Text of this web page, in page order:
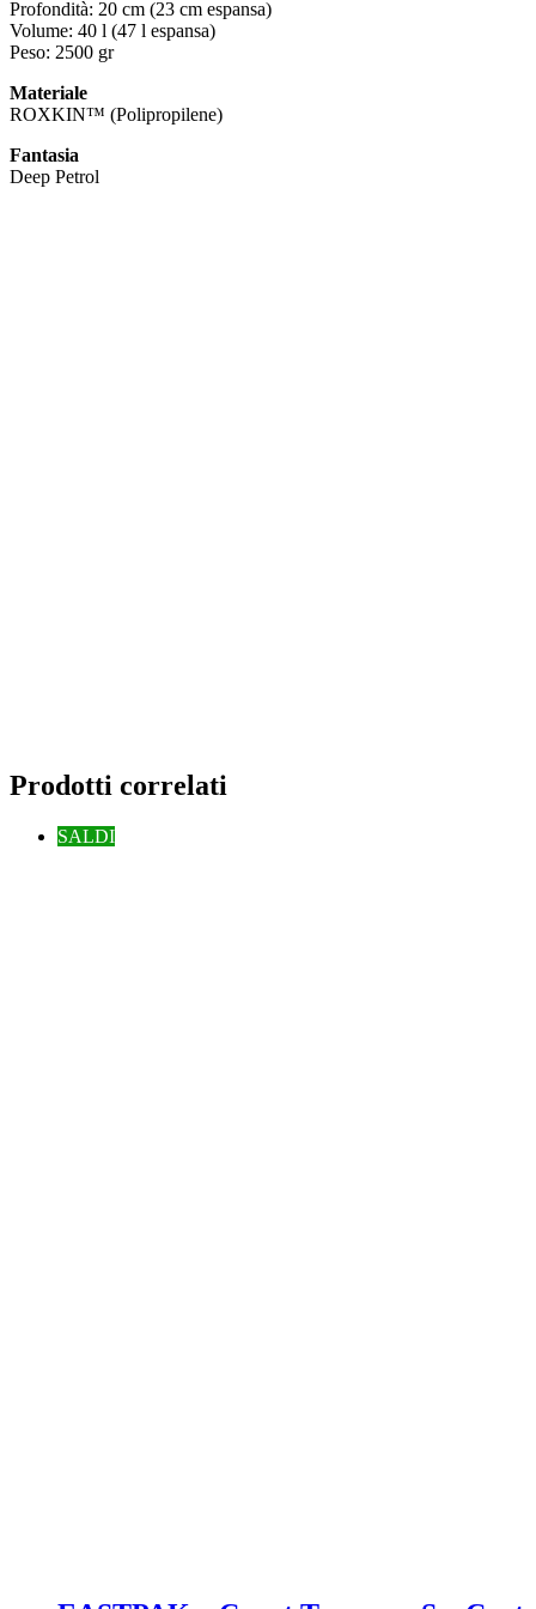
Profondità: 20 cm (23 cm espansa)
Volume: 40 l (47 l espansa)
Peso: 2500 gr
Materiale
ROXKIN™ (Polipropilene)
Fantasia
Deep Petrol
Prodotti correlati
SALDI